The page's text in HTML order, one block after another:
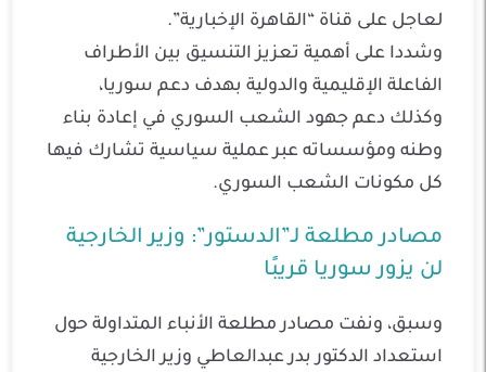
لعاجل على قناة “القاهرة الإخبارية”.
وشددا على أهمية تعزيز التنسيق بين الأطراف
الفاعلة الإقليمية والدولية بهدف دعم سوريا،
وكذلك دعم جهود الشعب السوري في إعادة بناء
وطنه ومؤسساته عبر عملية سياسية تشارك فيها
كل مكونات الشعب السوري.
مصادر مطلعة لـ”الدستور”: وزير الخارجية
لن يزور سوريا قريبًا
وسبق، ونفت مصادر مطلعة الأنباء المتداولة حول
استعداد الدكتور بدر عبدالعاطي وزير الخارجية